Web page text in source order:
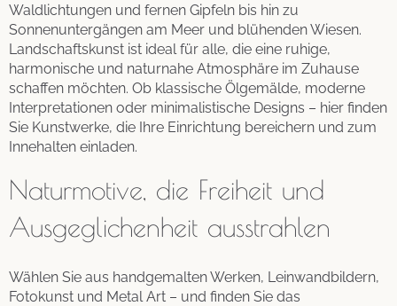
Waldlichtungen und fernen Gipfeln bis hin zu
Sonnenuntergängen am Meer und blühenden Wiesen.
Landschaftskunst ist ideal für alle, die eine ruhige,
harmonische und naturnahe Atmosphäre im Zuhause
schaffen möchten. Ob klassische Ölgemälde, moderne
Interpretationen oder minimalistische Designs – hier finden
Sie Kunstwerke, die Ihre Einrichtung bereichern und zum
Innehalten einladen.
Naturmotive, die Freiheit und
Ausgeglichenheit ausstrahlen
Wählen Sie aus handgemalten Werken, Leinwandbildern,
Fotokunst und Metal Art – und finden Sie das